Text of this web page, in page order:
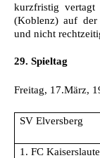
kurzfristig
(Koblenz) auf
und nicht
29. Spieltag
Freitag, 17.März,
SV Elversberg
1. FC